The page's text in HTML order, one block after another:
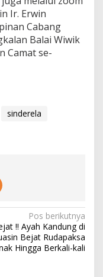
Ir. Erwin
Cabang
Balai Wiwik
Camat se-
sinderela
Pos berikutnya
!! Ayah Kandung di
Bejat Rudapaksa
Hingga Berkali-kali